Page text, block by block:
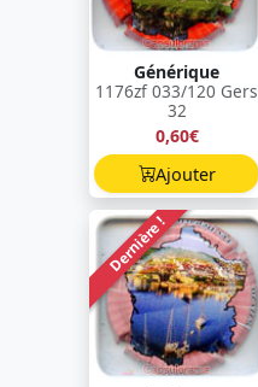
Générique
1176zf 033/120 Gers
32
0,60€
Ajouter
Dernière !